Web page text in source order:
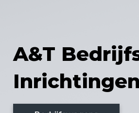
A&T
Inrichtingen